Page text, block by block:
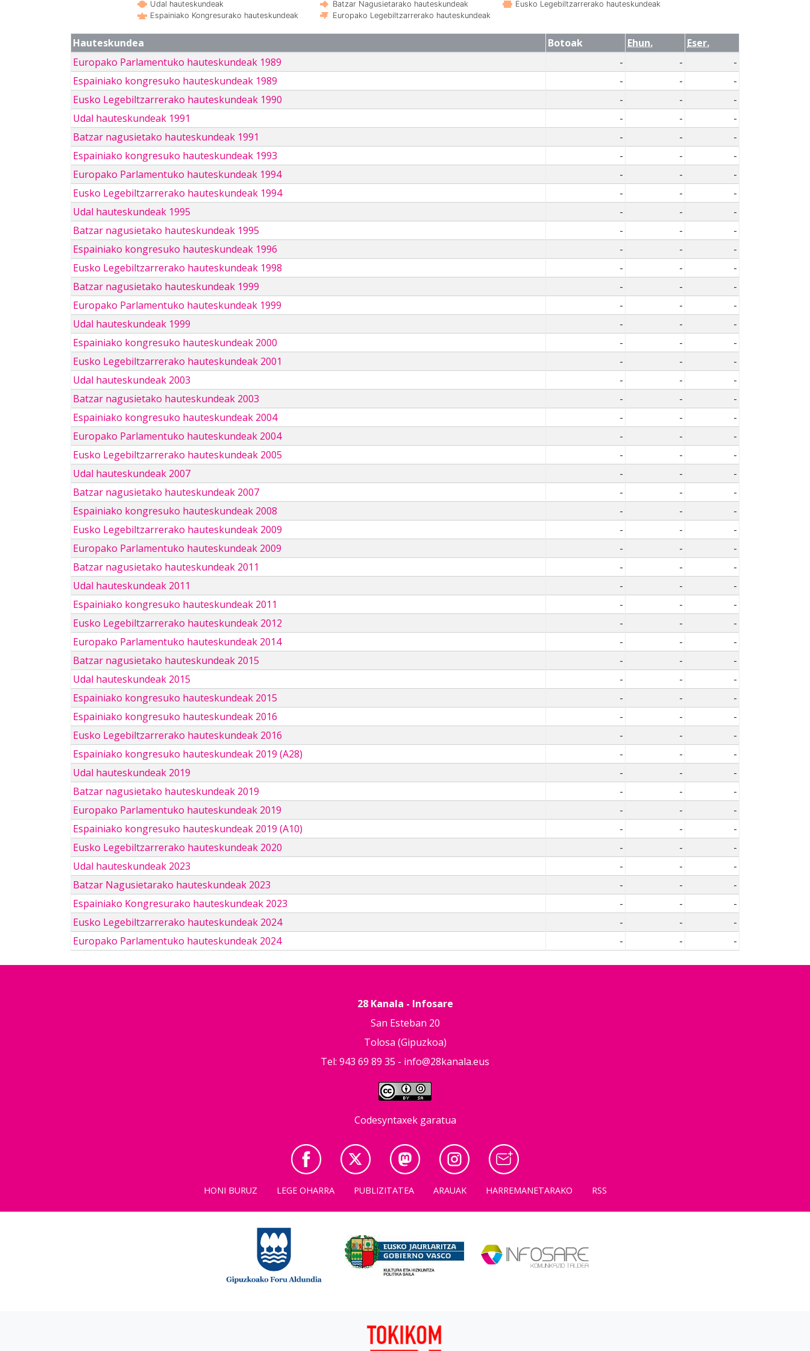
Udal hauteskundeak Batzar Nagusietarako hauteskundeak
Eusko Legebiltzarrerako hauteskundeak
Espainiako Kongresurako hauteskundeak
Europako Legebiltzarrerako hauteskundeak
Hauteskundea Botoak Ehun.
Eser.
Europako Parlamentuko hauteskundeak 1989
- -
-
Espainiako kongresuko hauteskundeak 1989
- -
-
Eusko Legebiltzarrerako hauteskundeak 1990
- -
-
Udal hauteskundeak 1991
- -
-
Batzar nagusietako hauteskundeak 1991
- -
-
Espainiako kongresuko hauteskundeak 1993
- -
-
Europako Parlamentuko hauteskundeak 1994
- -
-
Eusko Legebiltzarrerako hauteskundeak 1994
- -
-
Udal hauteskundeak 1995
- -
-
Batzar nagusietako hauteskundeak 1995
- -
-
Espainiako kongresuko hauteskundeak 1996
- -
-
Eusko Legebiltzarrerako hauteskundeak 1998
- -
-
Batzar nagusietako hauteskundeak 1999
- -
-
Europako Parlamentuko hauteskundeak 1999
- -
-
Udal hauteskundeak 1999
- -
-
Espainiako kongresuko hauteskundeak 2000
- -
-
Eusko Legebiltzarrerako hauteskundeak 2001
- -
-
Udal hauteskundeak 2003
- -
-
Batzar nagusietako hauteskundeak 2003
- -
-
Espainiako kongresuko hauteskundeak 2004
- -
-
Europako Parlamentuko hauteskundeak 2004
- -
-
Eusko Legebiltzarrerako hauteskundeak 2005
- -
-
Udal hauteskundeak 2007
- -
-
Batzar nagusietako hauteskundeak 2007
- -
-
Espainiako kongresuko hauteskundeak 2008
- -
-
Eusko Legebiltzarrerako hauteskundeak 2009
- -
-
Europako Parlamentuko hauteskundeak 2009
- -
-
Batzar nagusietako hauteskundeak 2011
- -
-
Udal hauteskundeak 2011
- -
-
Espainiako kongresuko hauteskundeak 2011
- -
-
Eusko Legebiltzarrerako hauteskundeak 2012
- -
-
Europako Parlamentuko hauteskundeak 2014
- -
-
Batzar nagusietako hauteskundeak 2015
- -
-
Udal hauteskundeak 2015
- -
-
Espainiako kongresuko hauteskundeak 2015
- -
-
Espainiako kongresuko hauteskundeak 2016
- -
-
Eusko Legebiltzarrerako hauteskundeak 2016
- -
-
Espainiako kongresuko hauteskundeak 2019 (A28)
- -
-
Udal hauteskundeak 2019
- -
-
Batzar nagusietako hauteskundeak 2019
- -
-
Europako Parlamentuko hauteskundeak 2019
- -
-
Espainiako kongresuko hauteskundeak 2019 (A10)
- -
-
Eusko Legebiltzarrerako hauteskundeak 2020
- -
-
Udal hauteskundeak 2023
- -
-
Batzar Nagusietarako hauteskundeak 2023
- -
-
Espainiako Kongresurako hauteskundeak 2023
- -
-
Eusko Legebiltzarrerako hauteskundeak 2024
- -
-
Europako Parlamentuko hauteskundeak 2024
- - -
28 Kanala - Infosare
San Esteban 20
Tolosa (Gipuzkoa)
Tel: 943 69 89 35 - info@28kanala.eus
Codesyntaxek garatua
HONI BURUZ LEGE OHARRA PUBLIZITATEA ARAUAK HARREMANETARAKO RSS